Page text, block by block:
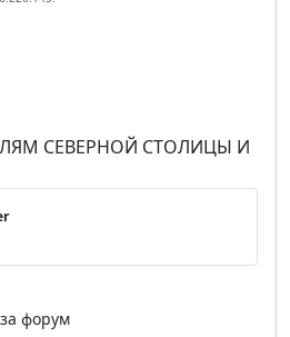
СЕВЕРНОЙ СТОЛИЦЫ И
форум